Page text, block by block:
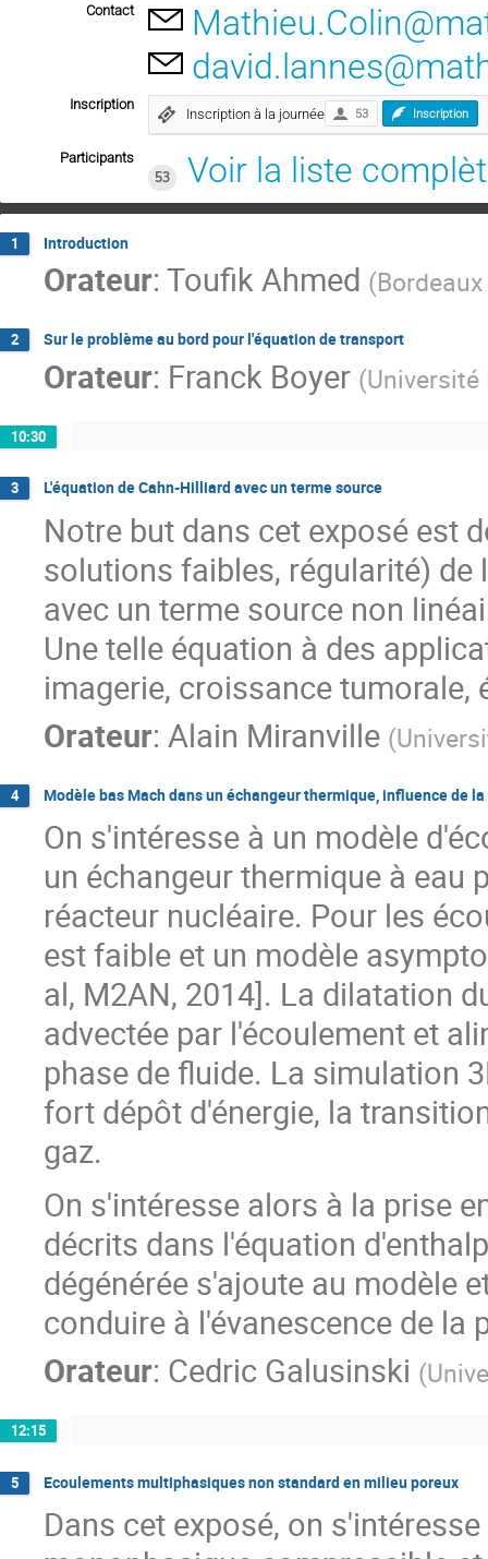
Contact
Inscription
Inscription à la journée 53 Inscription
Participants
53
Voir la liste
1 Introduction
Orateur: Toufik Ahmed (
2 Sur le problème au bord pour l'équation de transport
Orateur: Franck Boyer (
10:30
3 L'équation de Cahn-Hilliard avec un terme source
Notre but dans cet exposé est
solutions faibles, régularité) de
avec un terme source non
Une telle équation à des
imagerie, croissance tumorale,
Orateur: Alain Miranville (
4 Modèle bas Mach dans un échangeur thermique, influence de
On s'intéresse à un modèle
un échangeur thermique à eau
réacteur nucléaire. Pour les
est faible et un modèle
al, M2AN, 2014]. La dilatation
advectée par l'écoulement et
phase de fluide. La simulation
fort dépôt d'énergie, la
gaz.
On s'intéresse alors à la prise
décrits dans l'équation
dégénérée s'ajoute au modèle
conduire à l'évanescence de la
Orateur: Cedric Galusinski (
12:15
5 Ecoulements multiphasiques non standard en milieu poreux
Dans cet exposé, on